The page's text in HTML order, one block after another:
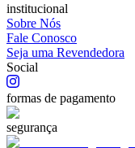
institucional
Sobre Nós
Fale Conosco
Seja uma Revendedora
Social
formas de pagamento
segurança